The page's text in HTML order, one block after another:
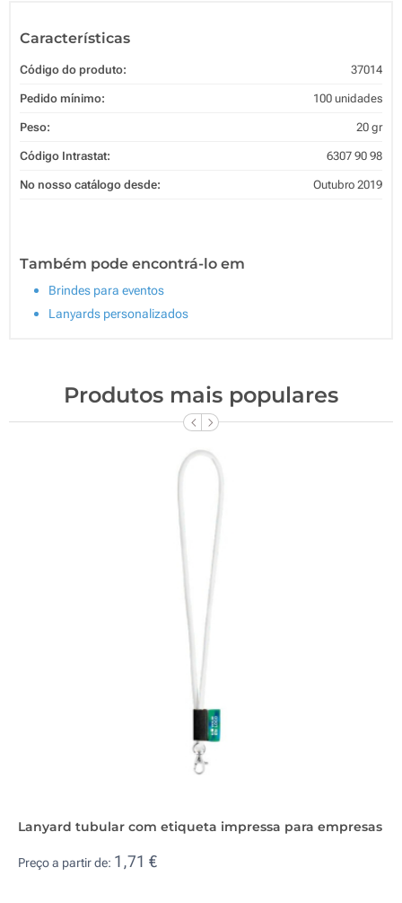
Características
Código do produto: 37014
Pedido mínimo: 100 unidades
Peso: 20 gr
Código Intrastat: 6307 90 98
No nosso catálogo desde: Outubro 2019
Também pode encontrá-lo em
Brindes para eventos
Lanyards personalizados
Produtos mais populares
Lanyard tubular com etiqueta impressa para empresas
Preço a partir de: 1,71 €